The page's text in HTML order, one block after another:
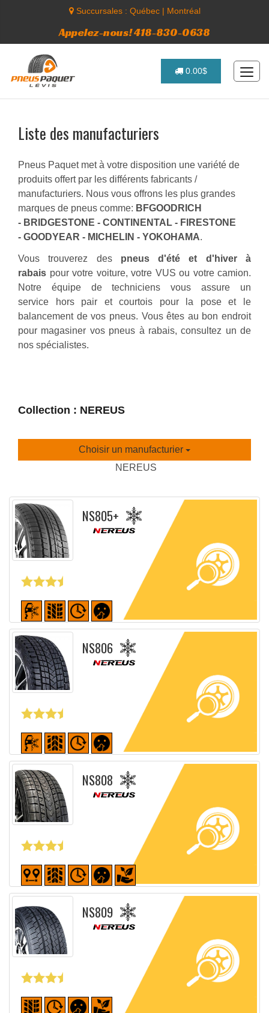
Succursales : Québec| Montréal
Appelez-nous! 418-830-0638
0.00$
Liste des manufacturiers
Pneus Paquet met à votre disposition une variété de
produits offert par les différents fabricants /
manufacturiers. Nous vous offrons les plus grandes
marques de pneus comme: BFGOODRICH
- BRIDGESTONE - CONTINENTAL - FIRESTONE
- GOODYEAR - MICHELIN - YOKOHAMA.
Vous trouverez des pneus d'été et d'hiver à
rabais pour votre voiture, votre VUS ou votre camion.
Notre équipe de techniciens vous assure un
service hors pair et courtois pour la pose et le
balancement de vos pneus. Vous êtes au bon endroit
pour magasiner vos pneus à rabais, consultez un de
nos spécialistes.
Collection : NEREUS
Choisir un manufacturier
NEREUS
NS805+
Fiche détaillée
NS806
Fiche détaillée
NS808
Fiche détaillée
NS809